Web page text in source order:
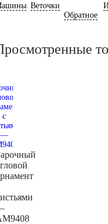
Веточки
Обратное